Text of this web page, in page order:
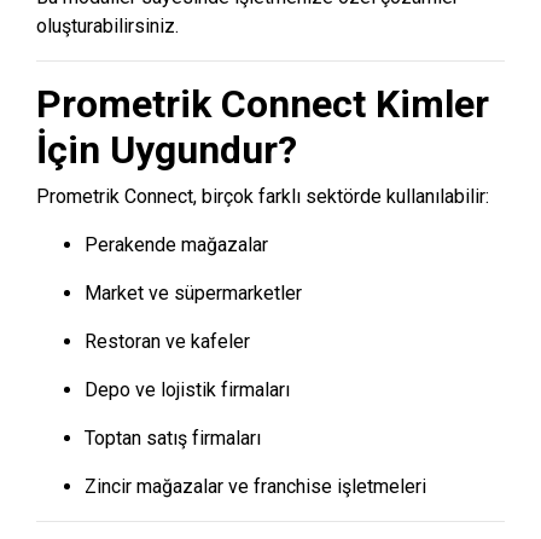
oluşturabilirsiniz.
Prometrik Connect Kimler
İçin Uygundur?
Prometrik Connect, birçok farklı sektörde kullanılabilir:
Perakende mağazalar
Market ve süpermarketler
Restoran ve kafeler
Depo ve lojistik firmaları
Toptan satış firmaları
Zincir mağazalar ve franchise işletmeleri